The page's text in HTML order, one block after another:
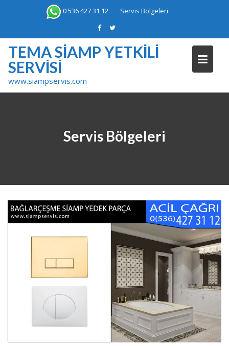
0 536 427 31 12 Servis Bölgeleri
TEMA SIAMP YETKILI
SERVISI
www.siampservis.com
Servis Bölgeleri